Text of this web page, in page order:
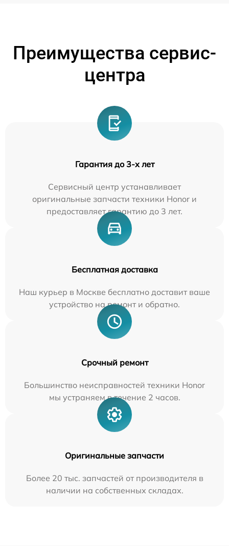
Преимущества сервис-
центра
Гарантия до 3-х лет
Сервисный центр устанавливает
оригинальные запчасти техники Honor и
предоставляет гарантию до 3 лет.
Бесплатная доставка
Наш курьер в Москве бесплатно доставит ваше
устройство на ремонт и обратно.
Срочный ремонт
Большинство неисправностей техники Honor
мы устраняем в течение 2 часов.
Оригинальные запчасти
Более 20 тыс. запчастей от производителя в
наличии на собственных складах.